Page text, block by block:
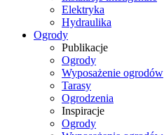
Elektryka
Hydraulika
Ogrody
Publikacje
Ogrody
Wyposażenie ogrodów
Tarasy
Ogrodzenia
Inspiracje
Ogrody